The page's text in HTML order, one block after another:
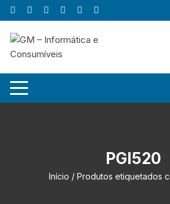
Skip
to
content
PGI520
Início / Produtos etiquetados